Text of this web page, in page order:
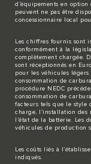
d’équipements en option
peuvent ne pas être
concessionnaire local
Les chiffres fournis sont
conformément à la
complètement chargée.
sont réceptionnés en
pour les véhicules légers
consommation de
procédure NEDC
consommation de
facteurs tels que le style
charge, l’installation des
l’état de la batterie. Les
véhicules de production
Les coûts liés à
indiqués.